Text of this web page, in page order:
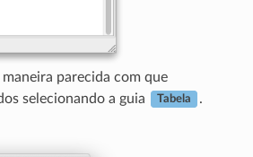
parecida com que
selecionando a guia
Tabela .